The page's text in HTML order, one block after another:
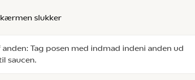
slukker
Tag posen med indmad indeni anden ud
saucen.